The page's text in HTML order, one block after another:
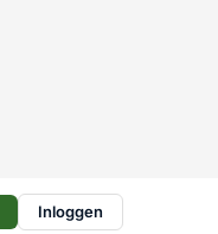
Inloggen